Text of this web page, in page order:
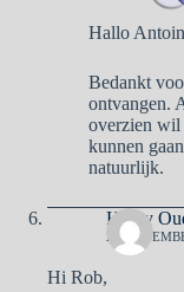
Hallo
Bedankt
ontvangen.
overzien wil
kunnen
natuurlijk.
Henry
28
Hi Rob,